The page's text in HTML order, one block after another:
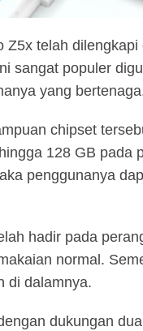
Z5x telah
sangat populer
yang
chipset
128 GB pada
penggunanya
hadir pada
normal.
di dalamnya.
dukungan